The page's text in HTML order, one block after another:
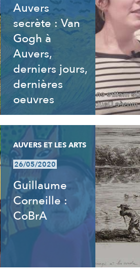
Auvers
secrète : Van
Gogh à
Auvers,
derniers jours,
dernières
oeuvres
AUVERS ET LES ARTS
26/05/2020
Guillaume
Corneille :
CoBrA